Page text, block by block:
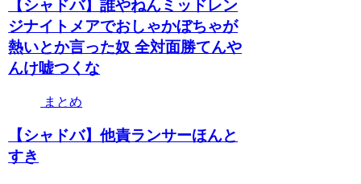
【シャドバ】誰やねんミッドレン
ジナイトメアでおしゃかぼちゃが
熱いとか言った奴 全対面勝てんや
んけ嘘つくな
まとめ
【シャドバ】他責ランサーほんと
すき